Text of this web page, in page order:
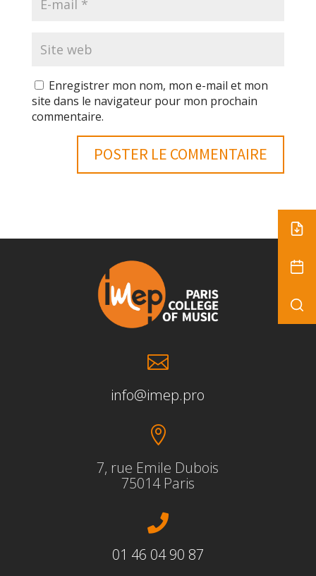
Enregistrer mon nom, mon e-mail et mon
site dans le navigateur pour mon prochain
commentaire.

info@imep.pro

7, rue Emile Dubois
75014 Paris

01 46 04 90 87